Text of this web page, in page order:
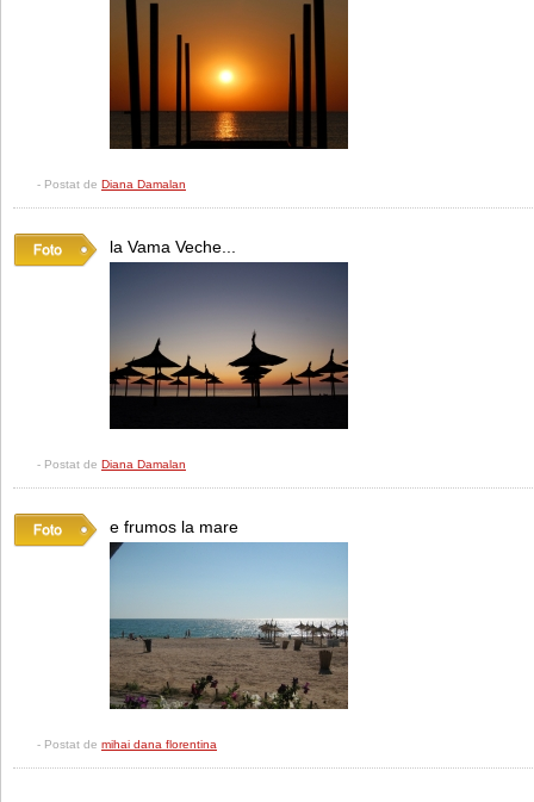
- Postat de Diana Damalan
la Vama Veche...
- Postat de Diana Damalan
e frumos la mare
- Postat de mihai dana florentina